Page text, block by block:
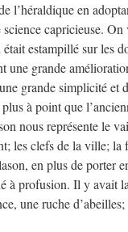
l’héraldique en
capricieuse.
était estampillé sur les
une grande
grande simplicité et
à point que
nous représente le
les clefs de la ville; la
en plus de porter
à profusion. Il y avait
une ruche